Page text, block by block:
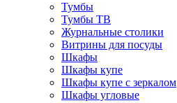
Тумбы
Тумбы ТВ
Журнальные столики
Витрины для посуды
Шкафы
Шкафы купе
Шкафы купе с зеркалом
Шкафы угловые